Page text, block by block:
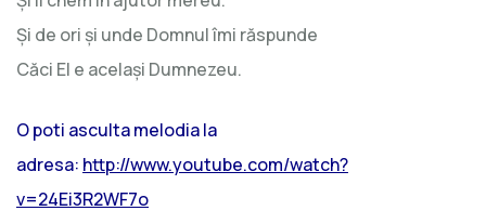
Şi de ori şi unde Domnul îmi răspunde
Căci El e acelaşi Dumnezeu.
O poti asculta melodia la
adresa: http://www.youtube.com/watch?
v=24Ei3R2WF7o